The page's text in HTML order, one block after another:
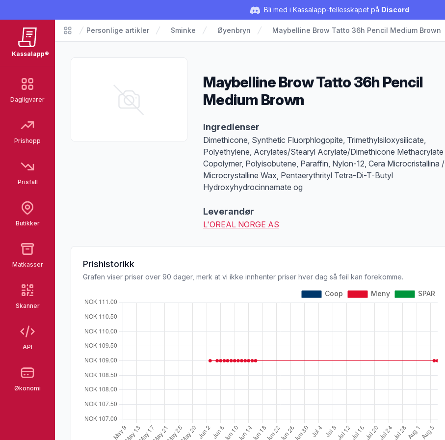
Bli med i Kassalapp-fellesskapet på Discord
Kassalapp®
Dagligvarer
Prishopp
Prisfall
Butikker
Matkasser
Skanner
API
Økonomi
Matvarer
Personlige artikler Sminke Øyenbryn Maybelline Brow Tatto 36h Pencil Medium Brown
Maybelline Brow Tatto 36h Pencil
Medium Brown
Ingredienser
Dimethicone, Synthetic Fluorphlogopite, Trimethylsiloxysilicate,
Polyethylene, Acrylates/Stearyl Acrylate/Dimethicone Methacrylate
Copolymer, Polyisobutene, Paraffin, Nylon-12, Cera Microcristallina /
Microcrystalline Wax, Pentaerythrityl Tetra-Di-T-Butyl
Hydroxyhydrocinnamate og
Leverandør
L'OREAL NORGE AS
Prishistorikk
Grafen viser priser over 90 dager, merk at vi ikke innhenter priser hver dag så feil kan forekomme.